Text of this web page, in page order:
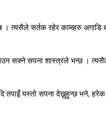
त्यसैले सर्तक रहेर कामहरु अगाडि
सक्ने सपना शास्त्रले भन्छ ।
यस्तो सपना देख्नुहुन्छ भने,